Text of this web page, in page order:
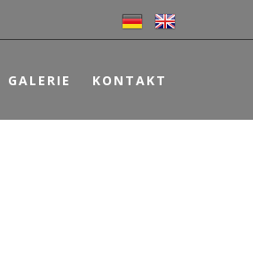
GALERIE KONTAKT